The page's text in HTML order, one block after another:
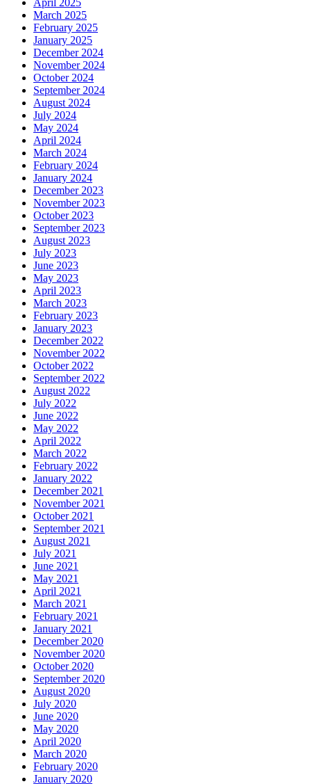
April 2025
March 2025
February 2025
January 2025
December 2024
November 2024
October 2024
September 2024
August 2024
July 2024
May 2024
April 2024
March 2024
February 2024
January 2024
December 2023
November 2023
October 2023
September 2023
August 2023
July 2023
June 2023
May 2023
April 2023
March 2023
February 2023
January 2023
December 2022
November 2022
October 2022
September 2022
August 2022
July 2022
June 2022
May 2022
April 2022
March 2022
February 2022
January 2022
December 2021
November 2021
October 2021
September 2021
August 2021
July 2021
June 2021
May 2021
April 2021
March 2021
February 2021
January 2021
December 2020
November 2020
October 2020
September 2020
August 2020
July 2020
June 2020
May 2020
April 2020
March 2020
February 2020
January 2020